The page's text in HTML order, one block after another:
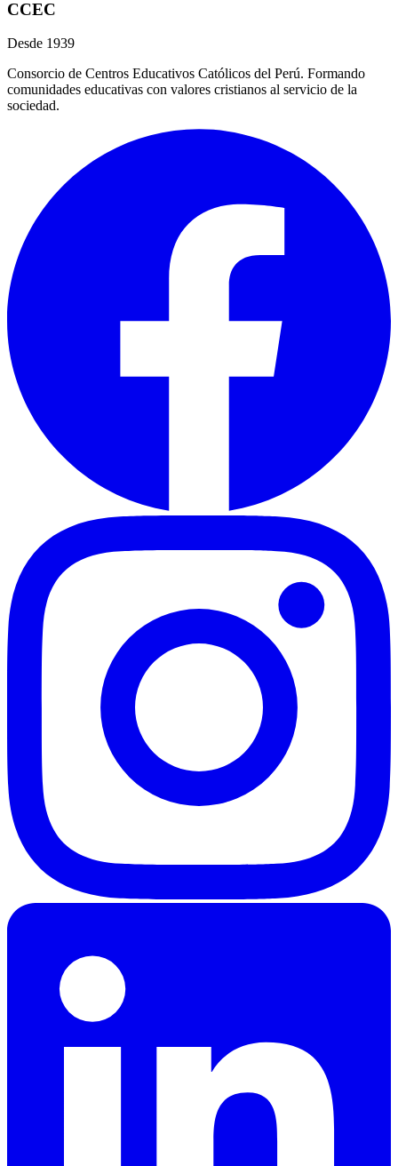
CCEC
Desde 1939
Consorcio de Centros Educativos Católicos del Perú. Formando
comunidades educativas con valores cristianos al servicio de la
sociedad.